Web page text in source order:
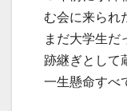
む会に来られ
まだ大学生だ
跡継ぎとして
一生懸命すべ